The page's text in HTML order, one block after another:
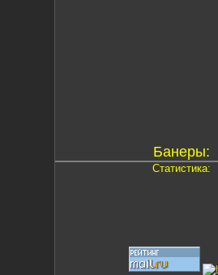
Банеры:
Статистика: